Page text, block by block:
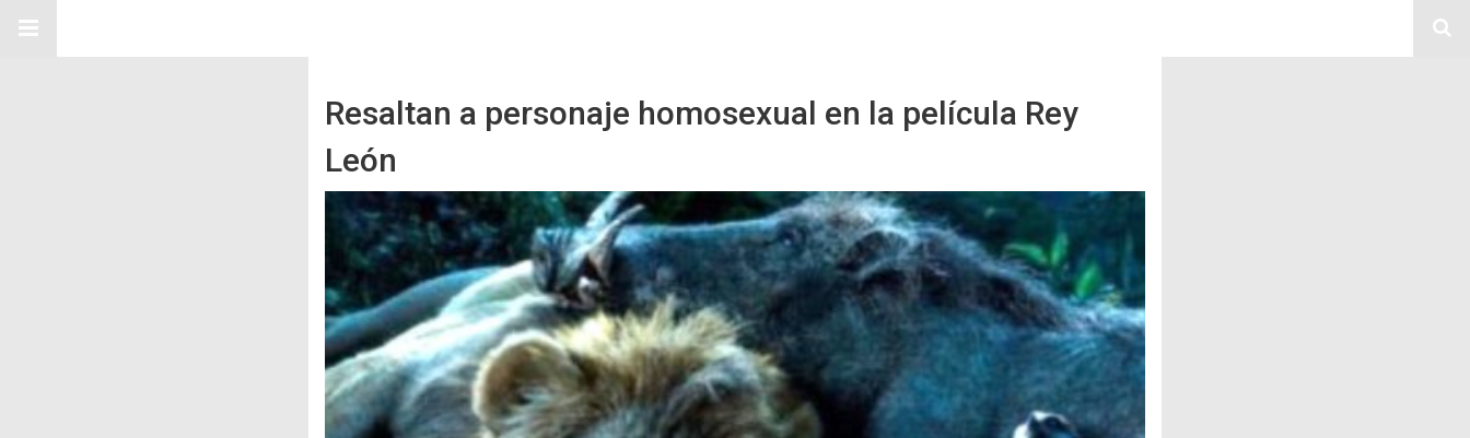
Resaltan a personaje homosexual en la película Rey
León